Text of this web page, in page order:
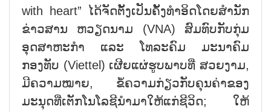
with heart” ໄດ້ຈັດຕັ້ງເປັນຄັ້ງທຳອິດໂດຍສຳນັກ
ຂ່າວສານ ຫວຽດນາມ (VNA)ສົມທົບກັບກຸ່ມ
ອຸດສາຫະກຳ ແລະ ໂທລະຄົມ ມະນາຄົມ
ກອງທັບ (Viettel) ເຜີຍແຜ່ຮູບພາບທີ່ ສວຍງາມ,
ມີຄວາມໝາຍ, ຂໍ້ຄວາມກ່ຽວກັບຄຸນຄ່າຂອງ
ມະນຸດທີ່ເຕັກໂນໂລຊີນໍາມາໃຫ້ແກ່ຊີວິດ; ໃຫ້